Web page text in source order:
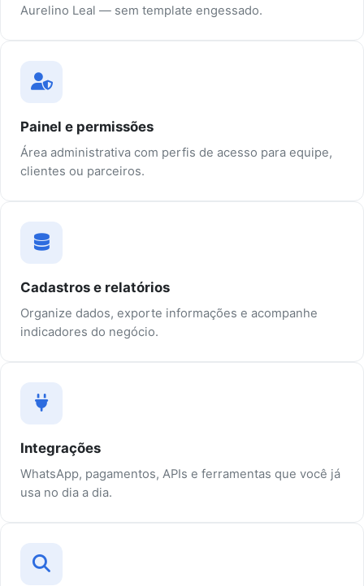
Aurelino Leal — sem template engessado.
Painel e permissões
Área administrativa com perfis de acesso para equipe,
clientes ou parceiros.
Cadastros e relatórios
Organize dados, exporte informações e acompanhe
indicadores do negócio.
Integrações
WhatsApp, pagamentos, APIs e ferramentas que você já
usa no dia a dia.